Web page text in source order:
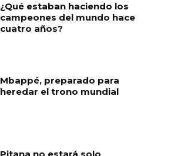
¿Qué estaban haciendo los
campeones del mundo hace
cuatro años?
Mbappé, preparado para
heredar el trono mundial